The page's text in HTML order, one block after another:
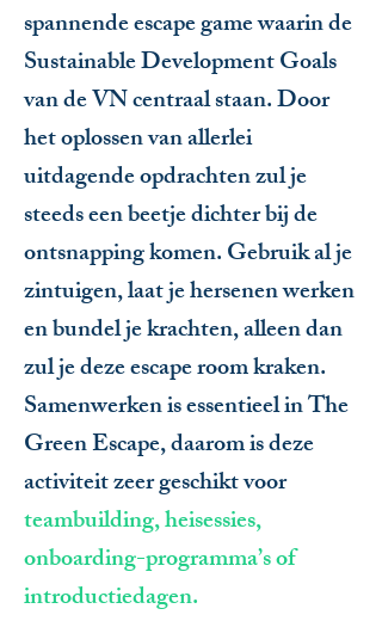
spannende escape game waarin de
Sustainable Development Goals
van de VN centraal staan. Door
het oplossen van allerlei
uitdagende opdrachten zul je
steeds een beetje dichter bij de
ontsnapping komen. Gebruik al je
zintuigen, laat je hersenen werken
en bundel je krachten, alleen dan
zul je deze escape room kraken.
Samenwerken is essentieel in The
Green Escape, daarom is deze
activiteit zeer geschikt voor
teambuilding, heisessies,
onboarding-programma’s of
introductiedagen.